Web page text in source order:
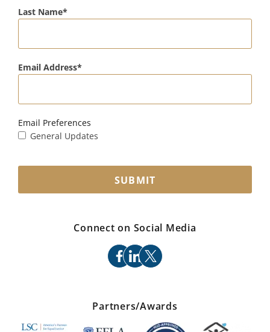
Last Name
Email Address
Email Preferences
General Updates
SUBMIT
Connect on Social Media
facebook
linkedin
x
Partners/Awards